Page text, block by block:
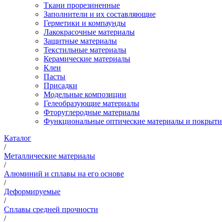
Ткани прорезиненные
Заполнители и их составляющие
Герметики и компаунды
Лакокрасочные материалы
Защитные материалы
Текстильные материалы
Керамические материалы
Клеи
Пасты
Присадки
Модельные композиции
Гелеобразующие материалы
Фторуглеродные материалы
Функциональные оптические материалы и
Каталог
/
Металлические материалы
/
Алюминий и сплавы на его основе
/
Деформируемые
/
Сплавы средней прочности
/